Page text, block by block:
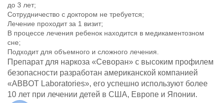
до 3 лет;
Сотрудничество с доктором не требуется;
Лечение проходит за 1 визит;
В процессе лечения ребенок находится в медикаментозном
сне;
Подходит для объемного и сложного лечения.
Препарат для наркоза «Севоран» с высоким профилем
безопасности разработан американской компанией
«ABBOT Laboratories», его успешно используют более
10 лет при лечении детей в США, Европе и Японии.